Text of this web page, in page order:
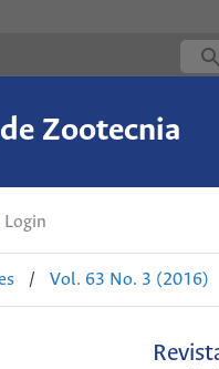
Zootecnia
Login
/ Vol. 63 No. 3 (2016)